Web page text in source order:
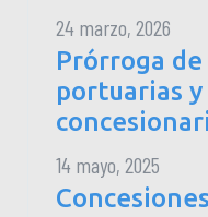
24 marzo, 2026
Prórroga
portuarias
14 mayo, 2025